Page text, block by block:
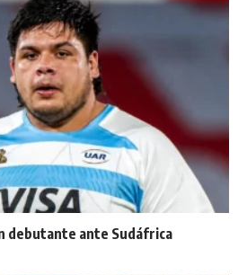
debutante ante Sudáfrica